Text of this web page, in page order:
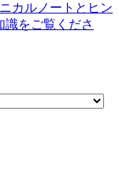
カルノートとヒン
識をご覧くださ